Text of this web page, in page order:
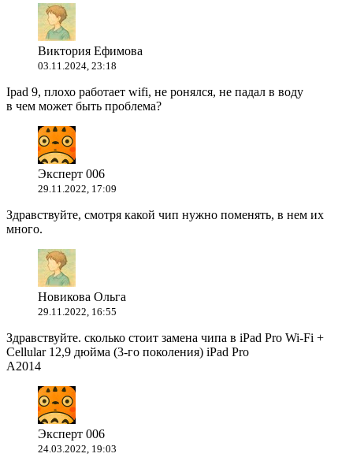
Виктория Ефимова
03.11.2024, 23:18
Ipad 9, плохо работает wifi, не ронялся, не падал в воду
в чем может быть проблема?
Эксперт 006
29.11.2022, 17:09
Здравствуйте, смотря какой чип нужно поменять, в нем их
много.
Новикова Ольга
29.11.2022, 16:55
Здравствуйте. сколько стоит замена чипа в iPad Pro Wi-Fi +
Cellular 12,9 дюйма (3-го поколения) iPad Pro
A2014
Эксперт 006
24.03.2022, 19:03